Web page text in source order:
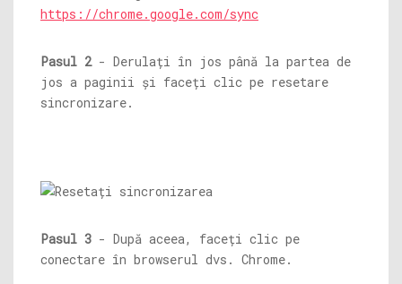
https://chrome.google.com/sync
Pasul 2- Derulați în jos până la partea de
jos a paginii și faceți clic pe resetare
sincronizare.
Pasul 3 - După aceea, faceți clic pe
conectare în browserul dvs. Chrome.